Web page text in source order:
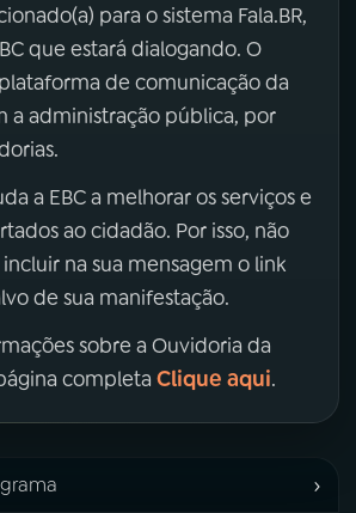
para o sistema Fala.BR,
que estará dialogando. O
plataforma de comunicação da
a administração pública, por
a EBC a melhorar os serviços e
ao cidadão. Por isso, não
na sua mensagem o link
de sua manifestação.
sobre a Ouvidoria da
completa Clique aqui.
›